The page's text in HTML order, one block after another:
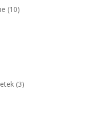
(10)
(3)